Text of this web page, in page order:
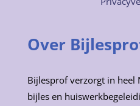
Over
Bijlesprof verzorgt in heel
bijles en